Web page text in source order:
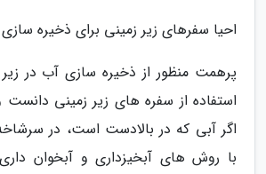
احیا سفرهای زیر زمینی برای ذخیره
پرهمت منظور از ذخیره سازی آب در
استفاده از سفره های زیر زمینی
اگر آبی که در بالادست است، در
با روش های آبخیزداری و آبخوان